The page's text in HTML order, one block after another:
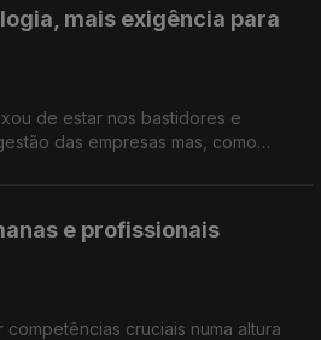
mais exigência para
de estar nos bastidores e
das empresas mas, como
e profissionais
cruciais numa altura